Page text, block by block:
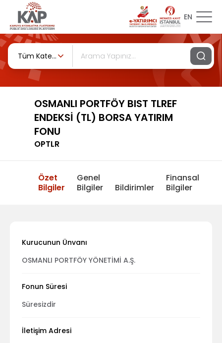
EN
Tüm Kategoriler
OSMANLI PORTFÖY BIST TLREF
ENDEKSİ (TL) BORSA YATIRIM
FONU
OPTLR
Özet
Bilgiler
Genel
Bilgiler
Bildirimler
Finansal
Bilgiler
Kurucunun Ünvanı
OSMANLI PORTFÖY YÖNETİMİ A.Ş.
Fonun Süresi
Süresizdir
İletişim Adresi